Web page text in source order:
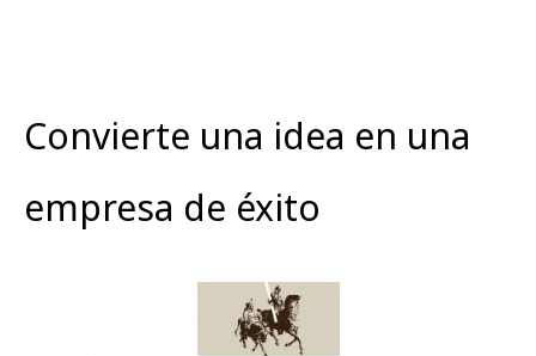
Convierte una idea en una
empresa de éxito